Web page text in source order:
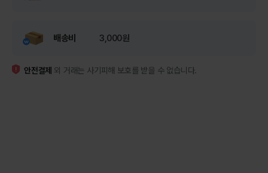
배송비 3,000원
안전결제 외 거래는 사기피해 보호를 받을 수 없습니다.